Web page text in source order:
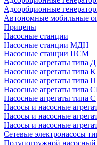
Адсорбционные
Автономные мобильные
Прицепы
Насосные станции
Насосные станции МДН
Насосные станции ПСМ
Насосные агрегаты типа Д
Насосные агрегаты типа К
Насосные агрегаты типа П
Насосные агрегаты типа
Насосные агрегаты типа С
Насосы и насосные
Насосы и насосные
Насосы и насосные
Сетевые электронасосы
Полупогружной